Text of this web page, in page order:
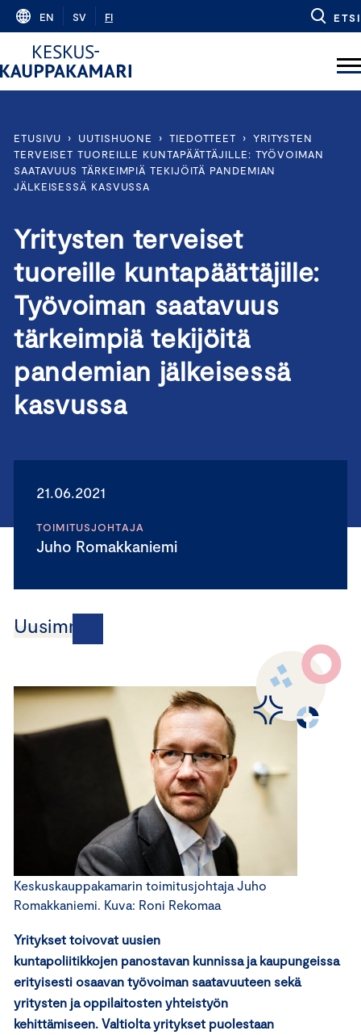
Skip
content
EN SV FI ETSI
ETUSIVU › UUTISHUONE › TIEDOTTEET › YRITYSTEN
TERVEISET TUOREILLE KUNTAPÄÄTTÄJILLE: TYÖVOIMAN
SAATAVUUS TÄRKEIMPIÄ TEKIJÖITÄ PANDEMIAN
JÄLKEISESSÄ KASVUSSA
Yritysten terveiset
tuoreille kuntapäättäjille:
Työvoiman saatavuus
tärkeimpiä tekijöitä
pandemian jälkeisessä
kasvussa
21.06.2021
TOIMITUSJOHTAJA
Juho Romakkaniemi
Uusimmat
Keskuskauppakamarin toimitusjohtaja Juho
Romakkaniemi. Kuva: Roni Rekomaa
Yritykset toivovat uusien
kuntapoliitikkojen panostavan kunnissa ja kaupungeissa
erityisesti osaavan työvoiman saatavuuteen sekä
yritysten ja oppilaitosten yhteistyön
kehittämiseen. Valtiolta yritykset puolestaan